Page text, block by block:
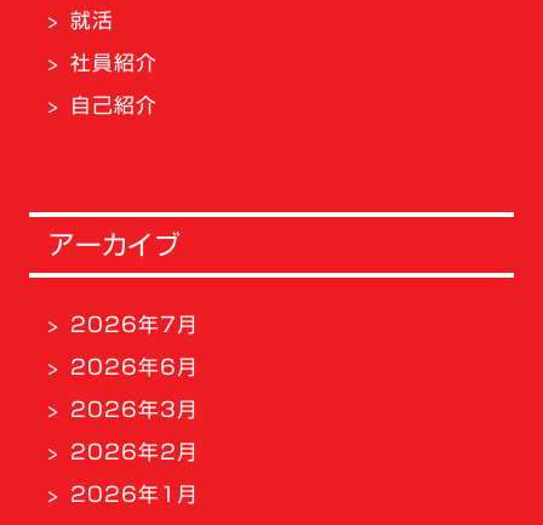
就活
社員紹介
自己紹介
アーカイブ
2026年7月
2026年6月
2026年3月
2026年2月
2026年1月